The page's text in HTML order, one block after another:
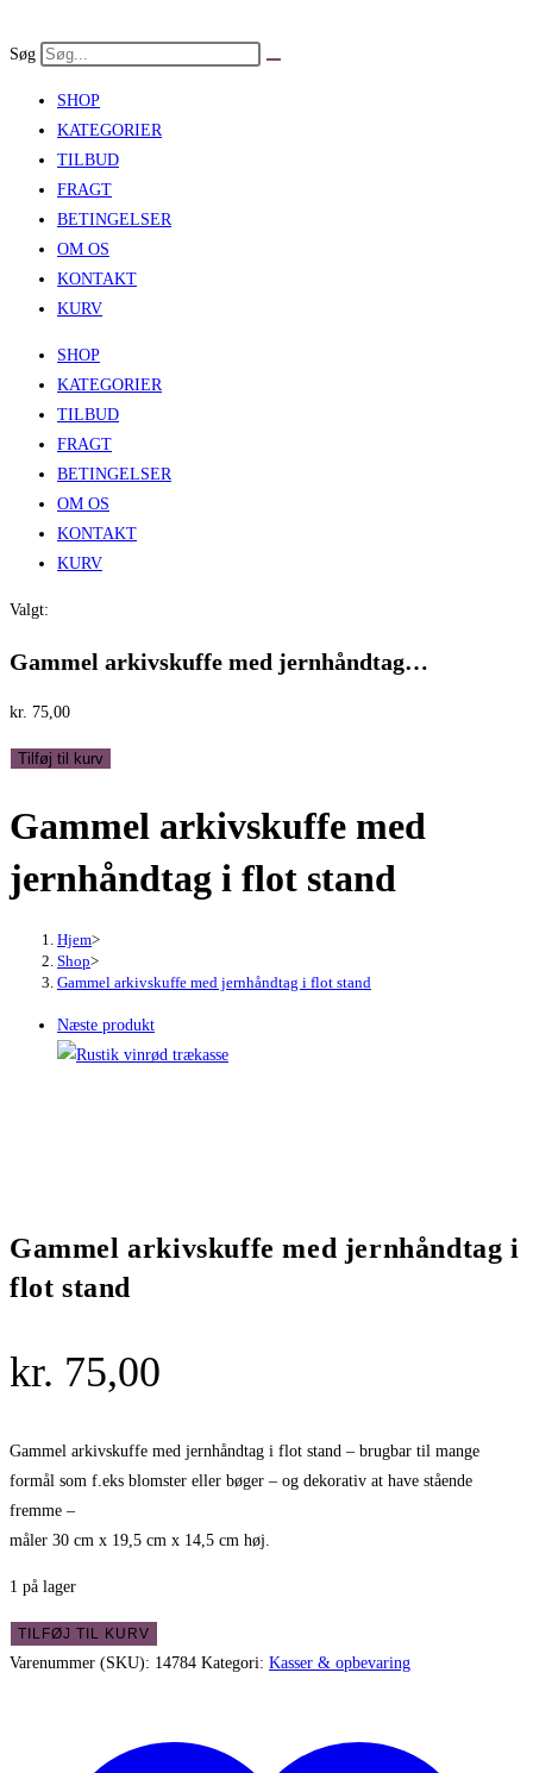
to
Søg
SHOP
KATEGORIER
TILBUD
FRAGT
BETINGELSER
OM OS
KONTAKT
KURV
SHOP
KATEGORIER
TILBUD
FRAGT
BETINGELSER
OM OS
KONTAKT
KURV
Valgt:
Gammel arkivskuffe med jernhåndtag…
kr. 75,00
Gammel
med
i
Tilføj til kurv
Gammel arkivskuffe med
jernhåndtag i flot stand
Hjem>
Shop>
Gammel arkivskuffe med jernhåndtag i flot stand
Næste produkt
Gammel arkivskuffe med jernhåndtag i
flot stand
kr. 75,00
Gammel arkivskuffe med jernhåndtag i flot stand – brugbar til mange
formål som f.eks blomster eller bøger – og dekorativ at have stående
fremme –
måler 30 cm x 19,5 cm x 14,5 cm høj.
1 på lager
Gammel
arkivskuffe
TILFØJ TIL KURV
Varenummer (SKU): 14784 Kategori: Kasser & opbevaring